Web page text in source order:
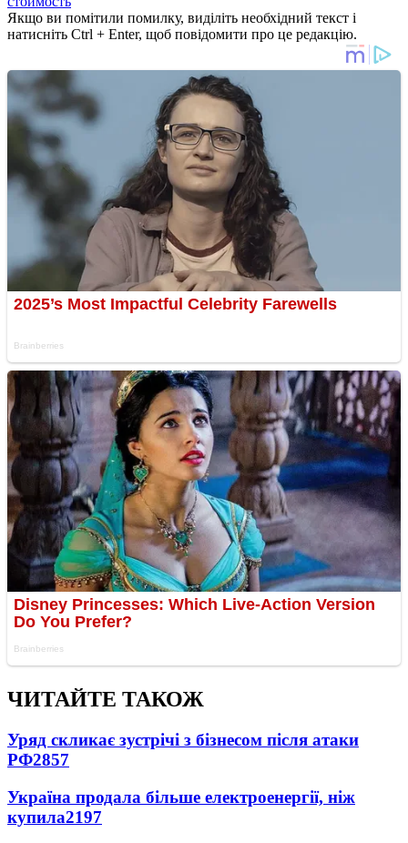
Якщо ви помітили помилку, виділіть необхідний текст і
натисніть Ctrl + Enter, щоб повідомити про це редакцію.
ЧИТАЙТЕ ТАКОЖ
Уряд скликає зустрічі з бізнесом після атаки
РФ2857
Україна продала більше електроенергії, ніж
купила2197